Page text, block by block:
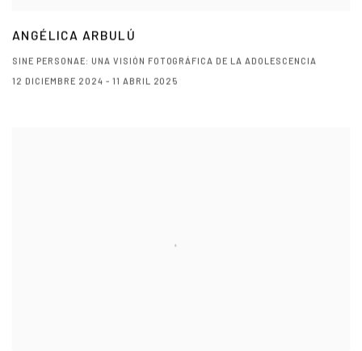
ANGÉLICA ARBULÚ
SINE PERSONAE: UNA VISIÓN FOTOGRÁFICA DE LA ADOLESCENCIA
12 DICIEMBRE 2024 - 11 ABRIL 2025